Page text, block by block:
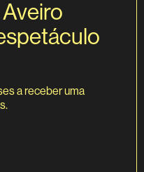
a receber uma